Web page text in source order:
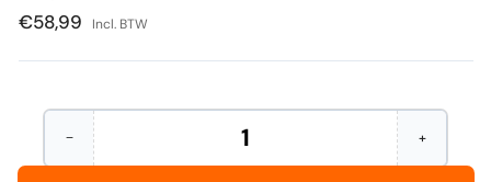
prijs
€58,99 Incl. BTW
−Aantal
verminderen
Hoeveelheid +Verhoog
het